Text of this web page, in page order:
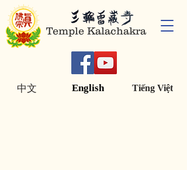
Temple Kalachakra
English Tiếng Việt
中文